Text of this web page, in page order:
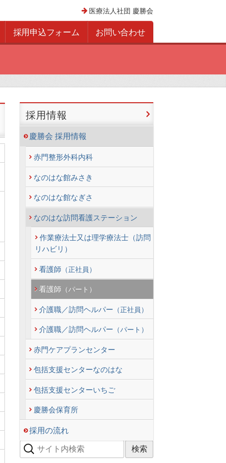
医療法人社団 慶勝会
採用申込フォーム お問い合わせ
採用情報
慶勝会 採用情報
赤門整形外科内科
なのはな館みさき
なのはな館なぎさ
なのはな訪問看護ステーション
作業療法士又は理学療法士（訪問
リハビリ）
看護師 （正社員）
看護師 （パート）
介護職／訪問ヘルパー （正社員）
介護職／訪問ヘルパー （パート）
赤門ケアプランセンター
包括支援センターなのはな
包括支援センターいちご
慶勝会保育所
採用の流れ
イ